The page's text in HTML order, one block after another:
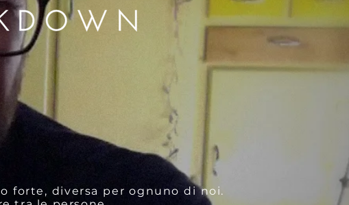
forte, diversa per ognuno di noi.